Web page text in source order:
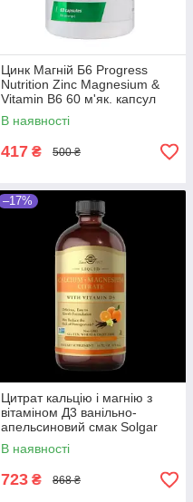
Цинк Магній Б6 Progress
Nutrition Zinc Magnesium &
Vitamin B6 60 м'як. капсул
В наявності
417 ₴ 500 ₴
–17%
Цитрат кальцію і магнію з
вітаміном Д3 ванільно-
апельсиновий смак Solgar
Liquid Calcium Magnesium
Citrate With Vitamin D3
В наявності
723 ₴ 868 ₴